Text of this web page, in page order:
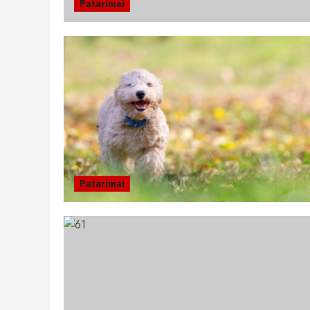
Patarimai
Patarimai